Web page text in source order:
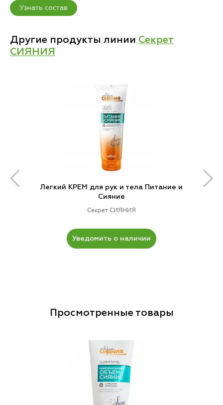
Узнать состав
Другие продукты линии Секрет
СИЯНИЯ
Легкий КРЕМ для рук и тела Питание и
Сияние
Секрет СИЯНИЯ
Уведомить о наличии
Просмотренные товары